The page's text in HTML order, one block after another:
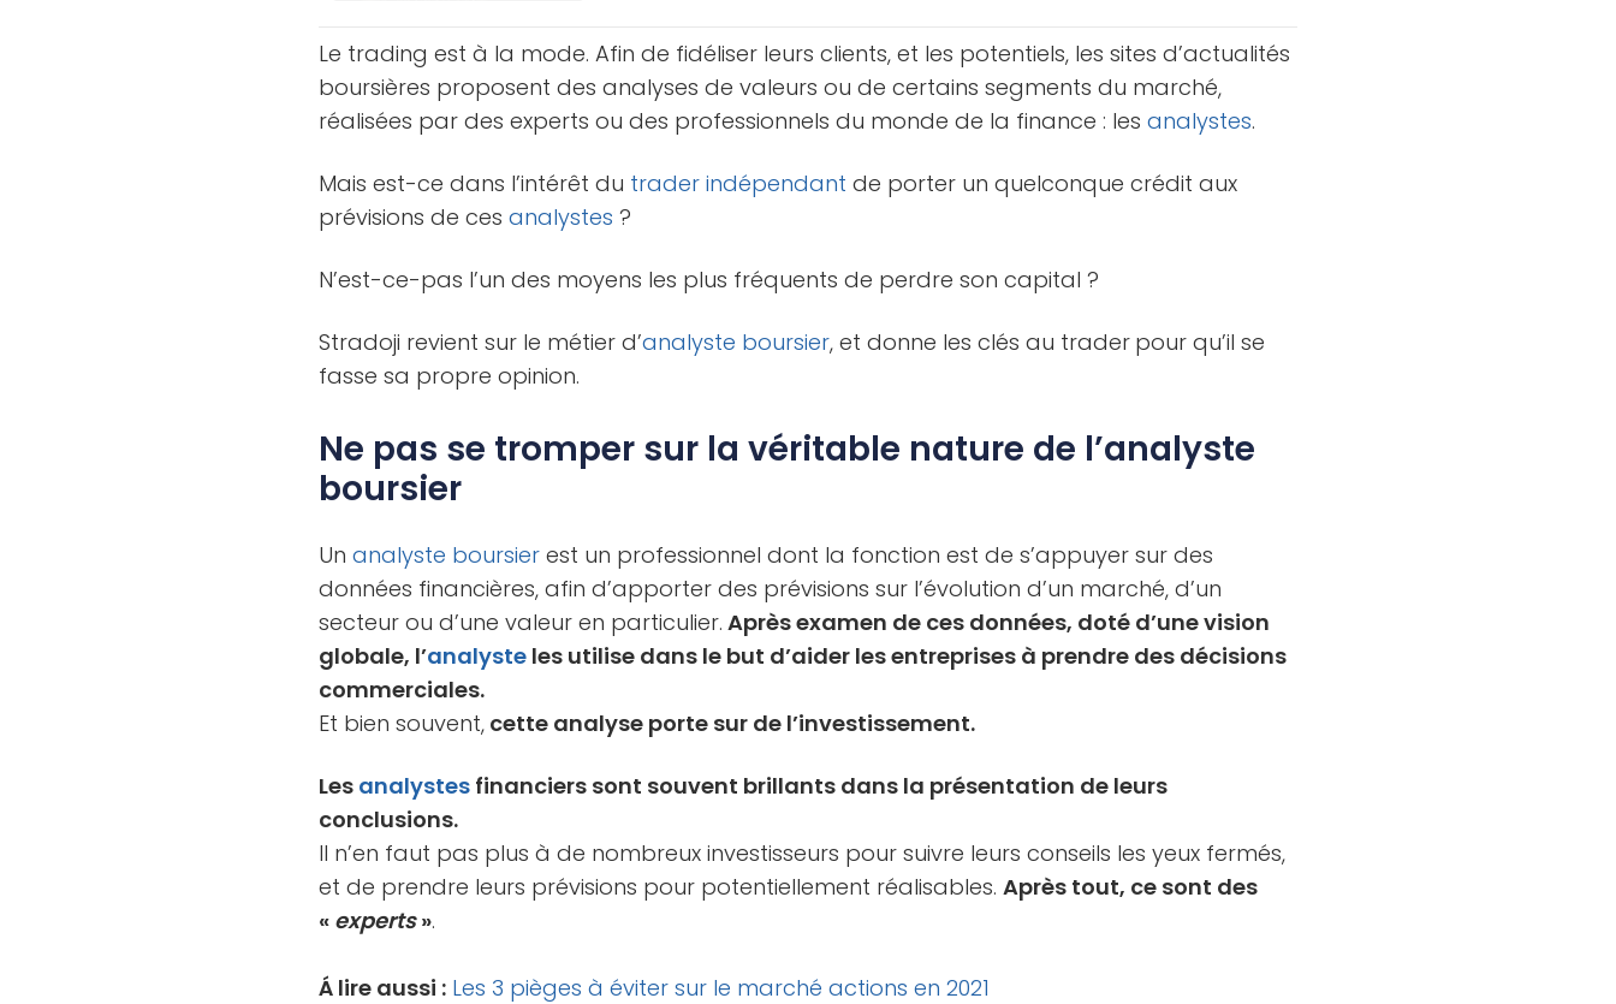
Le trading est à la mode. Afin de fidéliser leurs clients, et les potentiels, les sites d’actualités
boursières proposent des analyses de valeurs ou de certains segments du marché,
réalisées par des experts ou des professionnels du monde de la finance : lesanalystes.
Mais est-ce dans l’intérêt du trader indépendant de porter un quelconque crédit aux
prévisions de cesanalystes ?
N’est-ce-pas l’un des moyens les plus fréquents de perdre son capital ?
Stradoji revient sur le métier d’analyste boursier, et donne les clés au trader pour qu’il se
fasse sa propre opinion.
Ne pas se tromper sur la véritable nature de l’analyste
boursier
Unanalyste boursier est un professionnel dont la fonction est de s’appuyer sur des
données financières, afin d’apporter des prévisions sur l’évolution d’un marché, d’un
secteur ou d’une valeur en particulier. Après examen de ces données, doté d’une vision
globale, l’analyste les utilise dans le but d’aider les entreprises à prendre des décisions
commerciales.
Et bien souvent, cette analyse porte sur de l’investissement.
Les analystes financiers sont souvent brillants dans la présentation de leurs
conclusions.
Il n’en faut pas plus à de nombreux investisseurs pour suivre leurs conseils les yeux fermés,
et de prendre leurs prévisions pour potentiellement réalisables.Après tout, ce sont des
« experts».
Á lire aussi : Les 3 pièges à éviter sur le marché actions en 2021